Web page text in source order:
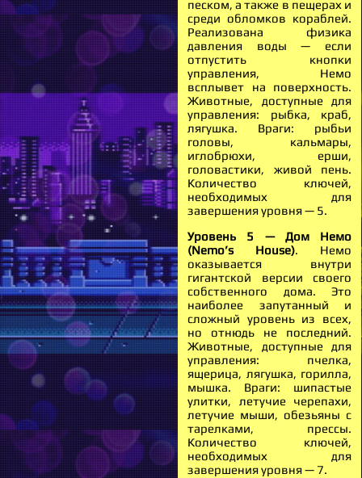
песком, а также в пещерах и
среди обломков кораблей.
Реализована физика
давления воды — если
отпустить кнопки
управления, Немо
всплывет на поверхность.
Животные, доступные для
управления: рыбка, краб,
лягушка. Враги: рыбьи
головы, кальмары,
иглобрюхи, ерши,
головастики, живой пень.
Количество ключей,
необходимых для
завершения уровня — 5.
Уровень 5 — Дом Немо
(Nemo’s House). Немо
оказывается внутри
гигантской версии своего
собственного дома. Это
наиболее запутанный и
сложный уровень из всех,
но отнюдь не последний.
Животные, доступные для
управления: пчелка,
ящерица, лягушка, горилла,
мышка. Враги: шипастые
улитки, летучие черепахи,
летучие мыши, обезьяны с
тарелками, прессы.
Количество ключей,
необходимых для
завершения уровня — 7.